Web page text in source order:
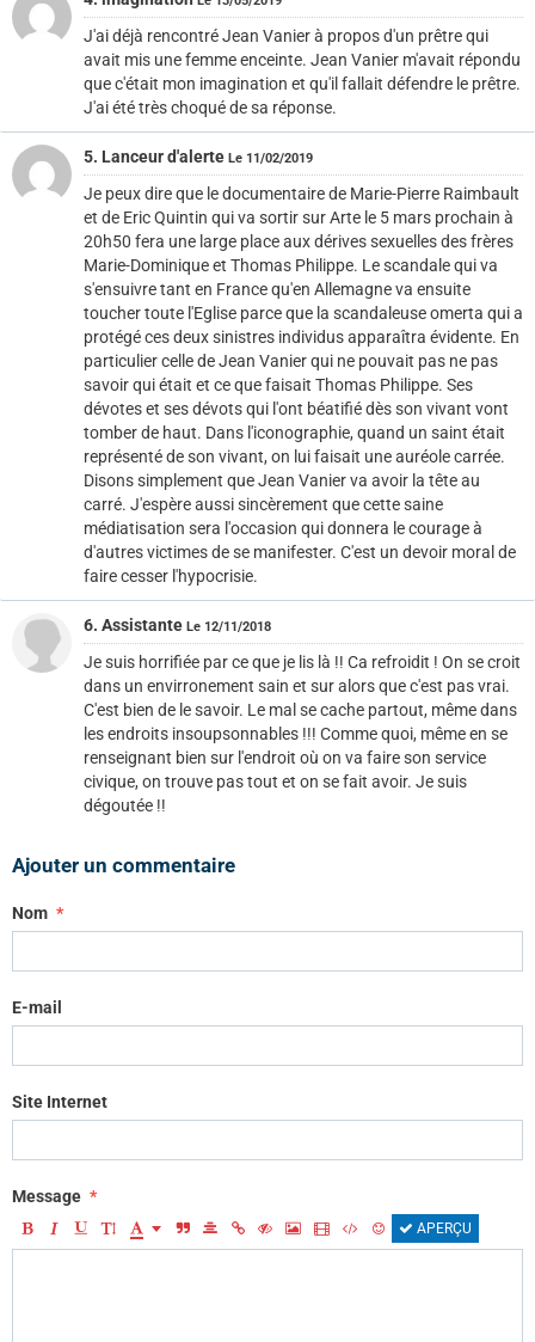
J'ai déjà rencontré Jean Vanier à propos d'un prêtre qui
avait mis une femme enceinte. Jean Vanier m'avait répondu
que c'était mon imagination et qu'il fallait défendre le prêtre.
J'ai été très choqué de sa réponse.
5. Lanceur d'alerte Le 11/02/2019
Je peux dire que le documentaire de Marie-Pierre Raimbault
et de Eric Quintin qui va sortir sur Arte le 5 mars prochain à
20h50 fera une large place aux dérives sexuelles des frères
Marie-Dominique et Thomas Philippe. Le scandale qui va
s'ensuivre tant en France qu'en Allemagne va ensuite
toucher toute l'Eglise parce que la scandaleuse omerta qui a
protégé ces deux sinistres individus apparaîtra évidente. En
particulier celle de Jean Vanier qui ne pouvait pas ne pas
savoir qui était et ce que faisait Thomas Philippe. Ses
dévotes et ses dévots qui l'ont béatifié dès son vivant vont
tomber de haut. Dans l'iconographie, quand un saint était
représenté de son vivant, on lui faisait une auréole carrée.
Disons simplement que Jean Vanier va avoir la tête au
carré. J'espère aussi sincèrement que cette saine
médiatisation sera l'occasion qui donnera le courage à
d'autres victimes de se manifester. C'est un devoir moral de
faire cesser l'hypocrisie.
6. Assistante Le 12/11/2018
Je suis horrifiée par ce que je lis là !! Ca refroidit ! On se croit
dans un envirronement sain et sur alors que c'est pas vrai.
C'est bien de le savoir. Le mal se cache partout, même dans
les endroits insoupsonnables !!! Comme quoi, même en se
renseignant bien sur l'endroit où on va faire son service
civique, on trouve pas tout et on se fait avoir. Je suis
dégoutée !!
Ajouter un commentaire
Nom
E-mail
Site Internet
Message
APERÇU